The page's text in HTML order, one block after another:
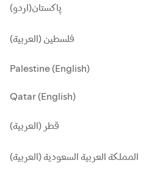
پاکستان(اردو)
فلسطين (العربية)
Palestine (English)
Qatar (English)
قطر (العربية)
المملكة العربية السعودية (العربية)